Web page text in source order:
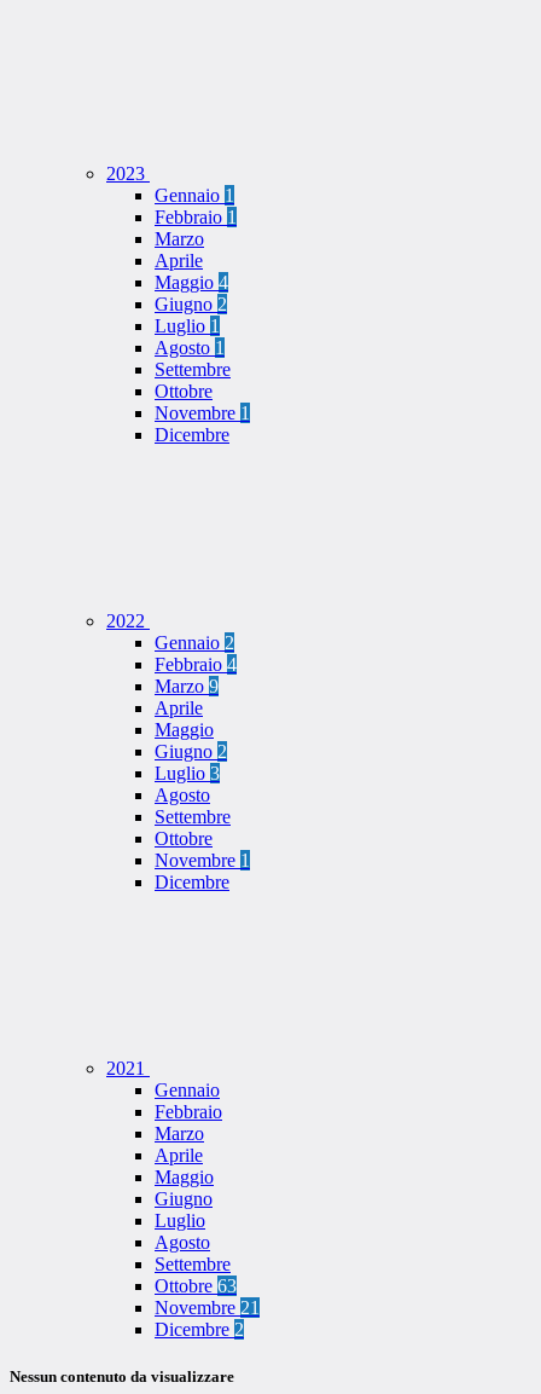
2023
Gennaio 1
Febbraio 1
Marzo
Aprile
Maggio 4
Giugno 2
Luglio 1
Agosto 1
Settembre
Ottobre
Novembre 1
Dicembre
2022
Gennaio 2
Febbraio 4
Marzo 9
Aprile
Maggio
Giugno 2
Luglio 3
Agosto
Settembre
Ottobre
Novembre 1
Dicembre
2021
Gennaio
Febbraio
Marzo
Aprile
Maggio
Giugno
Luglio
Agosto
Settembre
Ottobre 63
Novembre 21
Dicembre 2
Nessun contenuto da visualizzare